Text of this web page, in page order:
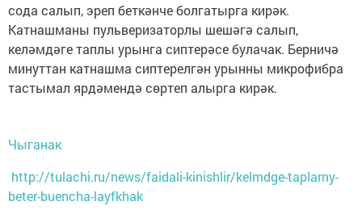
сода салып, эреп беткәнче болгатырга кирәк.
Катнашманы пульверизаторлы шешәгә салып,
келәмдәге таплы урынга сиптерәсе булачак. Берничә
минуттан катнашма сиптерелгән урынны микрофибра
тастымал ярдәмендә сөртеп алырга кирәк.
Чыганак
http://tulachi.ru/news/faidali-kinishlir/kelmdge-taplarny-
beter-buencha-layfkhak